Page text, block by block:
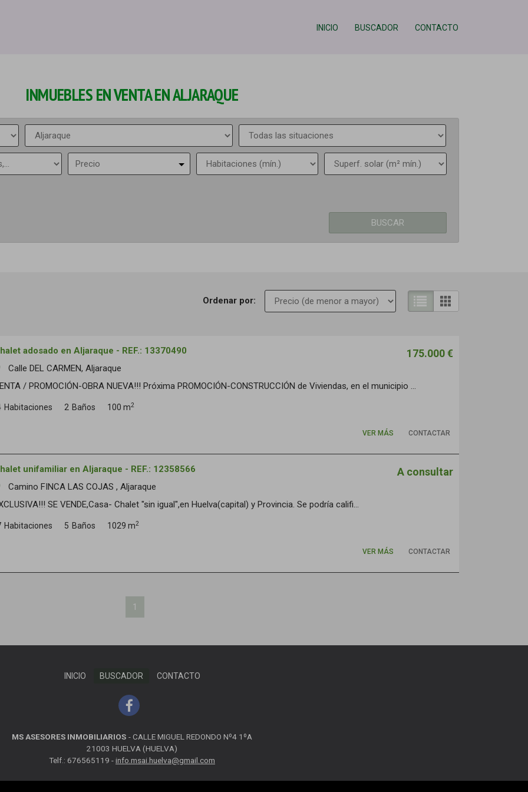
INICIO BUSCADOR CONTACTO
INMUEBLES EN VENTA EN ALJARAQUE
Precio
BUSCAR
Ordenar por:
adosado en Aljaraque - REF.: 13370490 175.000 €
Calle DEL CARMEN, Aljaraque
/ PROMOCIÓN-OBRA NUEVA!!! Próxima PROMOCIÓN-CONSTRUCCIÓN de Viviendas, en el municipio ...
Habitaciones 2 Baños 100 m2
CONTACTAR
VER MÁS
unifamiliar en Aljaraque - REF.: 12358566 A consultar
Camino FINCA LAS COJAS , Aljaraque
SE VENDE,Casa- Chalet "sin igual",en Huelva(capital) y Provincia. Se podría califi...
Habitaciones 5 Baños 1029 m2
CONTACTAR
VER MÁS
1
INICIO BUSCADOR CONTACTO
MS ASESORES INMOBILIARIOS -CALLE MIGUEL REDONDO Nº4 1ºA
21003 HUELVA (HUELVA)
Telf.: 676565119 -info.msai.huelva@gmail.com